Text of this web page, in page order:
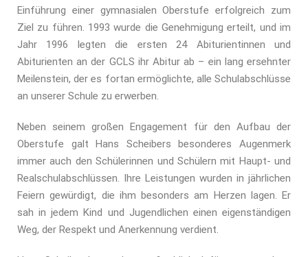
Einführung einer gymnasialen Oberstufe erfolgreich zum
Ziel zu führen. 1993 wurde die Genehmigung erteilt, und im
Jahr 1996 legten die ersten 24 Abiturientinnen und
Abiturienten an der GCLS ihr Abitur ab – ein lang ersehnter
Meilenstein, der es fortan ermöglichte, alle Schulabschlüsse
an unserer Schule zu erwerben.
Neben seinem großen Engagement für den Aufbau der
Oberstufe galt Hans Scheibers besonderes Augenmerk
immer auch den Schülerinnen und Schülern mit Haupt- und
Realschulabschlüssen. Ihre Leistungen wurden in jährlichen
Feiern gewürdigt, die ihm besonders am Herzen lagen. Er
sah in jedem Kind und Jugendlichen einen eigenständigen
Weg, der Respekt und Anerkennung verdient.